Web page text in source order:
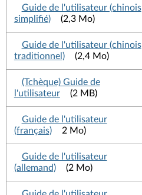
Guide de l'utilisateur (chinois
simplifié)
(2,3 Mo)
Guide de l'utilisateur (chinois
traditionnel)
(2,4 Mo)
(Tchèque) Guide de
l'utilisateur
(2 MB)
Guide de l'utilisateur
(français)
2 Mo)
Guide de l'utilisateur
(allemand)
(2 Mo)